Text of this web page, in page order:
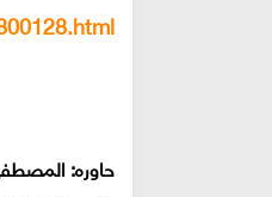
حاوره: